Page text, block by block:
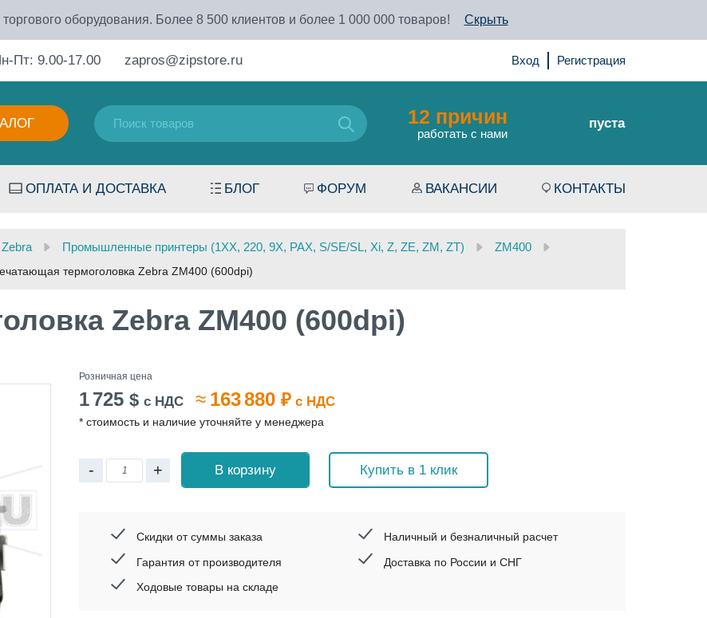
оборудования. Более 8 500 клиентов и более 1 000 000 товаров! Скрыть
Пт: 9.00-17.00 zapros@zipstore.ru Вход Регистрация
12 причин
работать с нами
пуста
ОПЛАТА И ДОСТАВКА БЛОГ ФОРУМ ВАКАНСИИ КОНТАКТЫ
Zebra Промышленные принтеры (1XX, 220, 9X, PAX, S/SE/SL, Xi, Z, ZE, ZM, ZT)
ZM400
термоголовка Zebra ZM400 (600dpi)
Zebra ZM400 (600dpi)
Розничная цена
1 725 $ с НДС ≈ 163 880 ₽ с НДС
* стоимость и наличие уточняйте у менеджера
- + В корзину Купить в 1 клик
Скидки от суммы заказа
Гарантия от производителя
Ходовые товары на складе
Наличный и безналичный расчет
Доставка по России и СНГ